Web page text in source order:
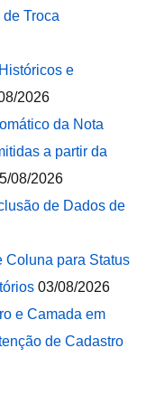
Troca
e
2026
da Nota
a partir da
08/2026
de Dados de
Coluna para Status
03/08/2026
e Camada em
de Cadastro